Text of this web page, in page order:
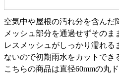
空気中や屋根の汚れ分を含んだ
メッシュ部分を通過せずその
レスメッシュがしっかり濡れる
ないので初期雨水をカットでき
こちらの商品は直径60mmの丸